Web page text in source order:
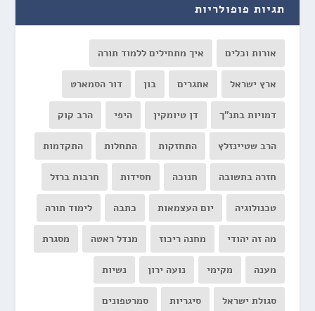
תגיות פופולריות
אורות וכלים איך מתחילים ללמוד תורה
ארץ ישראל אתגרים בון דור הסמארט
דמויות בתנ"ך דן טיומקין היפי הרב קוק
הרב שטיינזלץ התחזקות התחלות התקדמות
חזרה בתשובה חנוכה חסידות חרבות ברזל
טכנולוגיה יום העצמאות כתבה לימוד תורה
מה זה יהודי מחנה ריכוז מנדל ראטה מסגרת
מענה מקימי נועה ירון נשיות
סגולת ישראל סיגריות סמרטפונים